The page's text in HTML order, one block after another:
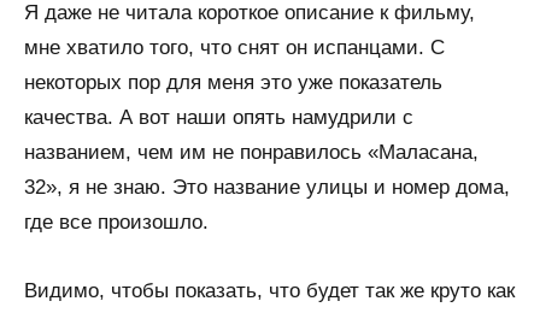
Я даже не читала короткое описание к фильму,
мне хватило того, что снят он испанцами. С
некоторых пор для меня это уже показатель
качества. А вот наши опять намудрили с
названием, чем им не понравилось «Маласана,
32», я не знаю. Это название улицы и номер дома,
где все произошло.
Видимо, чтобы показать, что будет так же круто как